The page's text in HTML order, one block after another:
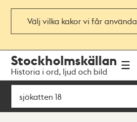
Välj vilka kakor vi får använda
navigationen
huvudinnehållet
Stockholmskällan
Historia i ord, ljud och bild
Sök